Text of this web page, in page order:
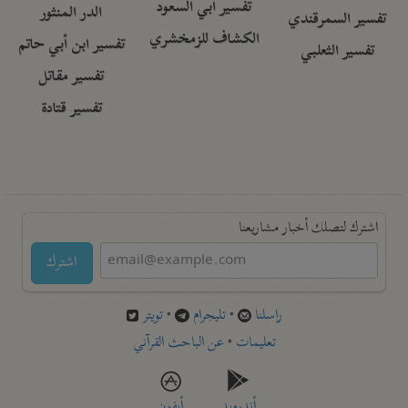
تفسير السمرقندي
تفسير الثعلبي
تفسير أبي السعود
الكشاف للزمخشري
الدر المنثور
تفسير ابن أبي حاتم
تفسير مقاتل
تفسير قتادة
اشترك لتصلك أخبار مشاريعنا
اشترك
راسلنا •تليجرام •تويتر
تعليمات •عن الباحث القرآني